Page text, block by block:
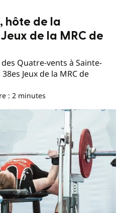
hôte de la
de la MRC de
Quatre-vents à Sainte-
Jeux de la MRC de
: 2 minutes